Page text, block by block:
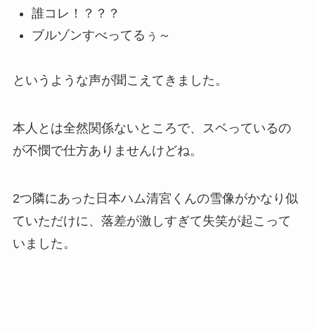
誰コレ！？？？
ブルゾンすべってるぅ～
というような声が聞こえてきました。
本人とは全然関係ないところで、スベっているの
が不憫で仕方ありませんけどね。
2つ隣にあった日本ハム清宮くんの雪像がかなり似
ていただけに、落差が激しすぎて失笑が起こって
いました。